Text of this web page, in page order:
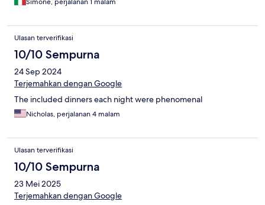
Ulasan terverifikasi
10/10 Sempurna
24 Sep 2024
Terjemahkan dengan Google
The included dinners each night were phenomenal
Nicholas, perjalanan 4 malam
Ulasan terverifikasi
10/10 Sempurna
23 Mei 2025
Terjemahkan dengan Google